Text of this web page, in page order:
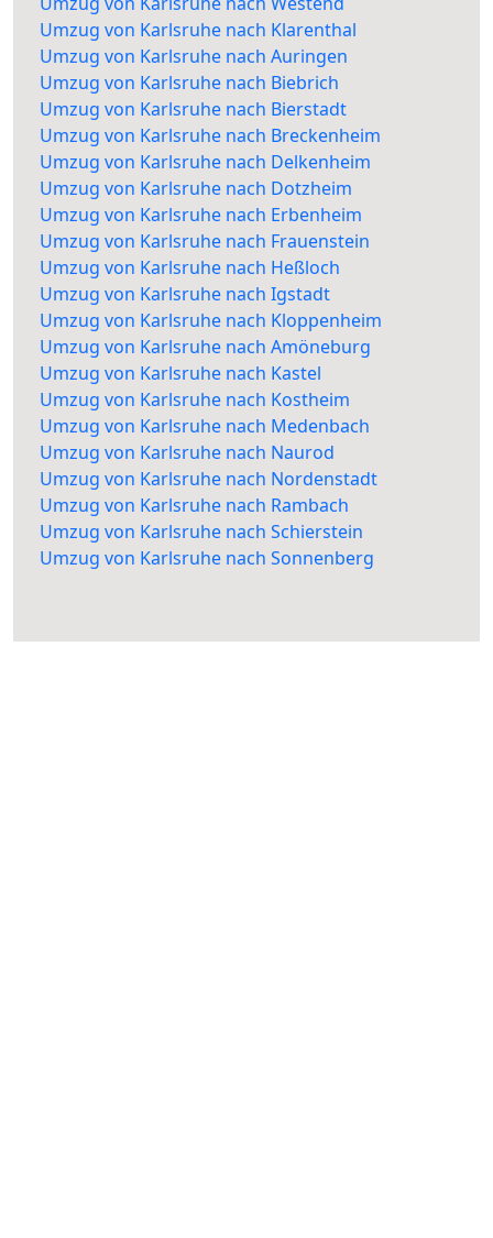
Umzug von Karlsruhe nach Klarenthal
Umzug von Karlsruhe nach Auringen
Umzug von Karlsruhe nach Biebrich
Umzug von Karlsruhe nach Bierstadt
Umzug von Karlsruhe nach Breckenheim
Umzug von Karlsruhe nach Delkenheim
Umzug von Karlsruhe nach Dotzheim
Umzug von Karlsruhe nach Erbenheim
Umzug von Karlsruhe nach Frauenstein
Umzug von Karlsruhe nach Heßloch
Umzug von Karlsruhe nach Igstadt
Umzug von Karlsruhe nach Kloppenheim
Umzug von Karlsruhe nach Amöneburg
Umzug von Karlsruhe nach Kastel
Umzug von Karlsruhe nach Kostheim
Umzug von Karlsruhe nach Medenbach
Umzug von Karlsruhe nach Naurod
Umzug von Karlsruhe nach Nordenstadt
Umzug von Karlsruhe nach Rambach
Umzug von Karlsruhe nach Schierstein
Umzug von Karlsruhe nach Sonnenberg